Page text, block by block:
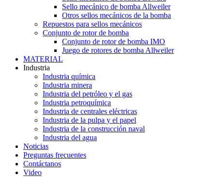
Sello mecánico de bomba Allweiler
Otros sellos mecánicos de la bomba
Repuestos para sellos mecánicos
Conjunto de rotor de bomba
Conjunto de rotor de bomba IMO
Juego de rotores de bomba Allweiler
MATERIAL
Industria
Industria química
Industria minera
Industria del petróleo y el gas
Industria petroquímica
Industria de centrales eléctricas
Industria de la pulpa y el papel
Industria de la construcción naval
Industria del agua
Noticias
Preguntas frecuentes
Contáctanos
Video